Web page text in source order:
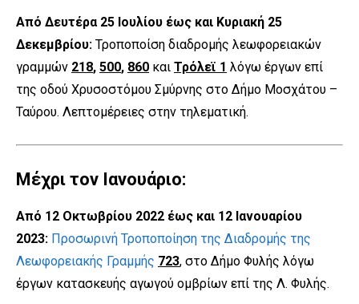
Από Δευτέρα 25 Ιουλίου έως και Κυριακή 25
Δεκεμβρίου: Τροποποίση διαδρομής λεωφορειακών
γραμμών 218, 500, 860 και Τρόλεϊ 1 λόγω έργων επί
της οδού Χρυσοστόμου Σμύρνης στο Δήμο Μοσχάτου –
Ταύρου. Λεπτομέρειες στην τηλεματική.
Μέχρι τον Ιανουάριο:
Από 12 Οκτωβρίου 2022 έως και 12 Ιανουαρίου
2023: Προσωρινή Τροποποίηση της Διαδρομής της
Λεωφορειακής Γραμμής 723, στο Δήμο Φυλής λόγω
έργων κατασκευής αγωγού ομβρίων επί της Λ. Φυλής.